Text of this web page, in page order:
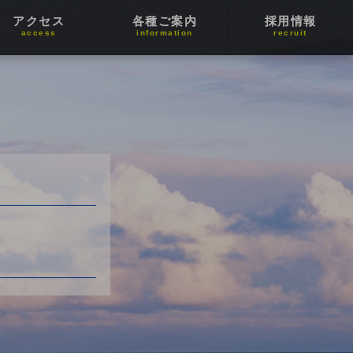
アクセス
access
各種ご案内
information
採用情報
recruit